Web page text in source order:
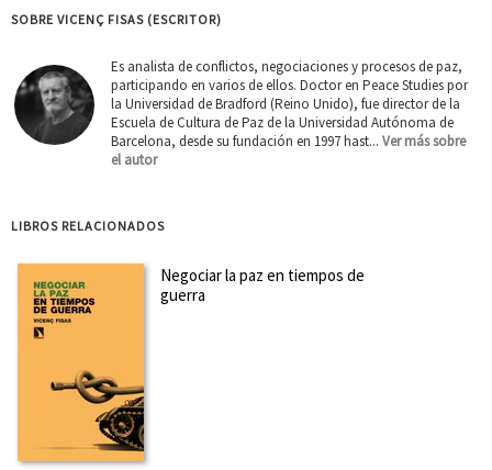
SOBRE VICENÇ FISAS (ESCRITOR)
Es analista de conflictos, negociaciones y procesos de paz,
participando en varios de ellos. Doctor en Peace Studies por
la Universidad de Bradford (Reino Unido), fue director de la
Escuela de Cultura de Paz de la Universidad Autónoma de
Barcelona, desde su fundación en 1997 hast... Ver más sobre
el autor
LIBROS RELACIONADOS
Negociar la paz en tiempos de
guerra